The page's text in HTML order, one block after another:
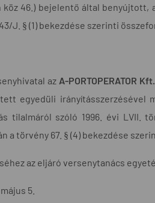
köz 46.) bejelentő által
J. § (1) bekezdése szerinti
az A-PORTOPERATOR Kft.
egyedüli irányításszerzésével
tilalmáról szóló 1996. évi LVII.
a törvény 67. § (4) bekezdése
az eljáró versenytanács
5.